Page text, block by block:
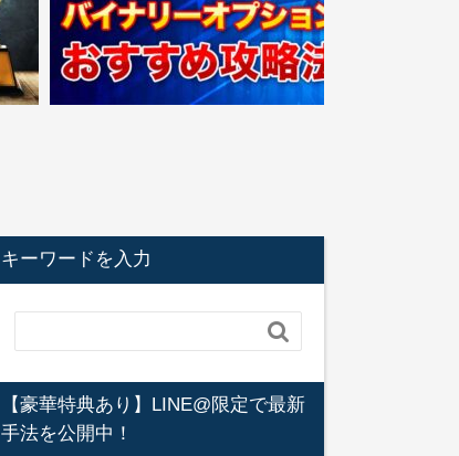
キーワードを入力

【豪華特典あり】LINE@限定で最新
手法を公開中！